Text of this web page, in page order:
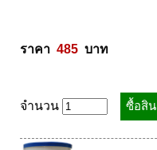
ราคา 485
  บาท
จำนวน